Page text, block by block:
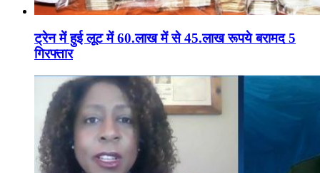
ट्रेन में हुई लूट में 60.लाख में से 45.लाख रूपये बरामद 5
गिरफ्तार